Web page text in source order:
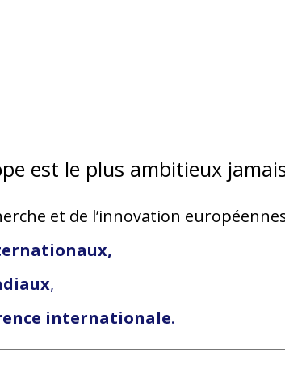
est le plus ambitieux
et de l’innovation
,
internationale.